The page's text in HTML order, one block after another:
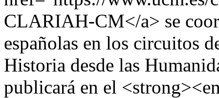
CLARIAH-CM</a> se
españolas en los circuitos
Historia desde las
publicará en el